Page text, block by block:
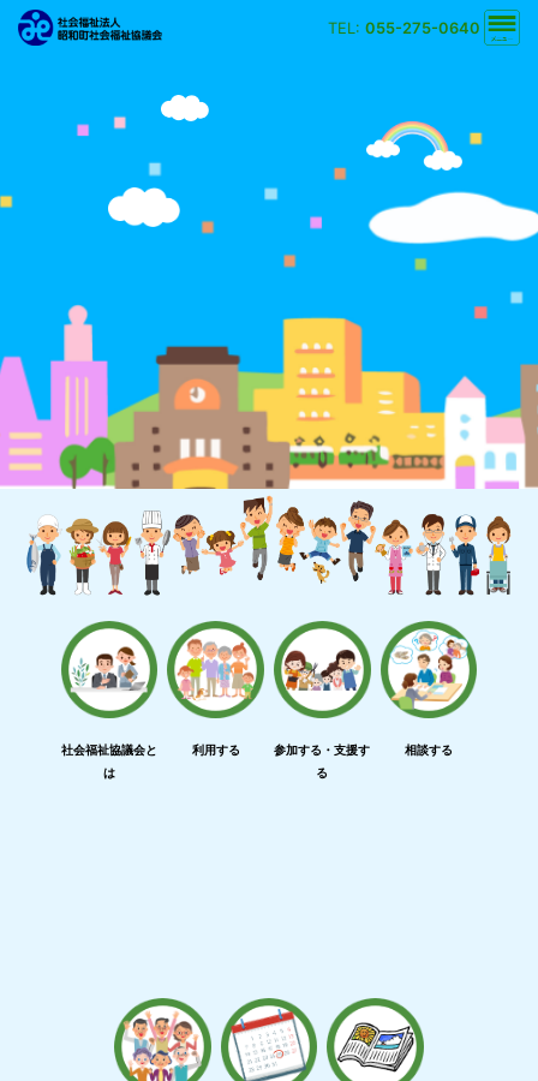
TEL:055-275-0640
背景の色 黒
社会福祉協議会と
は
利用する
参加する・支援す
る
相談する